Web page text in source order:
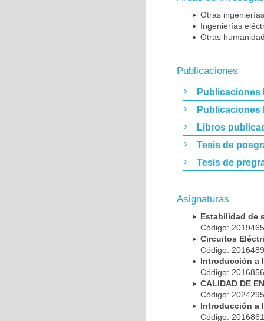
Otras
Ingenierías
Otras
Publicaciones
Publicaciones
Publicaciones
Libros
Tesis de
Tesis de
Asignaturas
Estabilidad de
Código:
Circuitos
Código:
Introducción a
Código:
CALIDAD DE
Código:
Introducción a
Código: